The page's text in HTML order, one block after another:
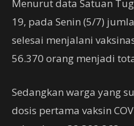
Menurut data Satuan
19, pada Senin (5/7)
selesai menjalani
56.370 orang menjadi
Sedangkan warga yang
dosis pertama vaksin